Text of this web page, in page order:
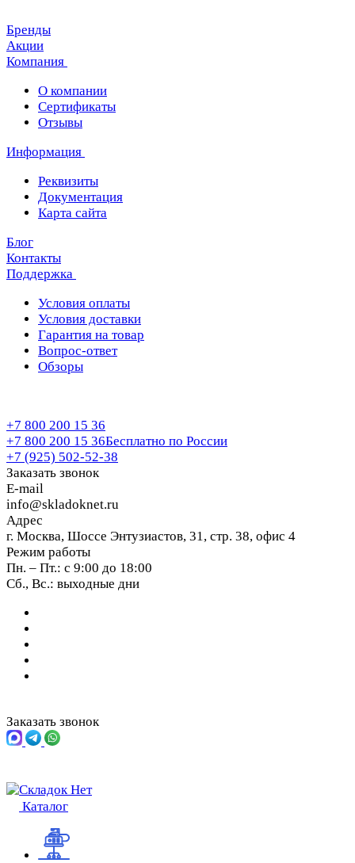
Бренды
Акции
Компания
О компании
Сертификаты
Отзывы
Информация
Реквизиты
Документация
Карта сайта
Блог
Контакты
Поддержка
Условия оплаты
Условия доставки
Гарантия на товар
Вопрос-ответ
Обзоры
+7 800 200 15 36
+7 800 200 15 36Бесплатно по России
+7 (925) 502-52-38
Заказать звонок
E-mail
info@skladoknet.ru
Адрес
г. Москва, Шоссе Энтузиастов, 31, стр. 38, офис 4
Режим работы
Пн. – Пт.: с 9:00 до 18:00
Сб., Вс.: выходные дни
Заказать звонок
Каталог